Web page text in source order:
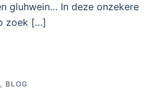
gluhwein… In deze onzekere
zoek […]
, BLOG